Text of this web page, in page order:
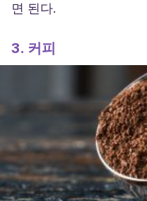
면 된다.
3. 커피